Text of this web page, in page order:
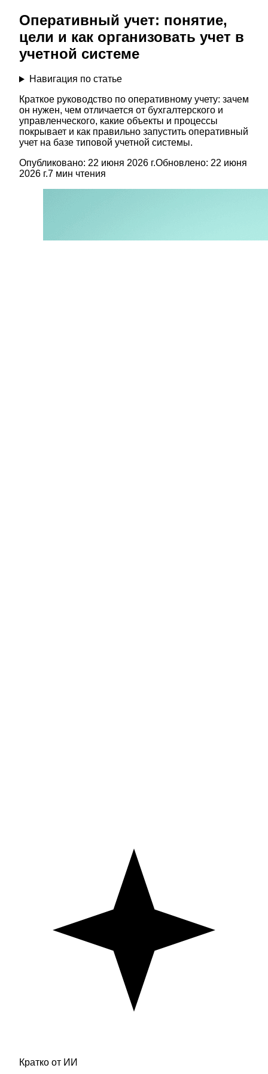
Оперативный учет: понятие,
цели и как организовать учет в
учетной системе
Навигация по статье
Краткое руководство по оперативному учету: зачем
он нужен, чем отличается от бухгалтерского и
управленческого, какие объекты и процессы
покрывает и как правильно запустить оперативный
учет на базе типовой учетной системы.
Опубликовано: 22 июня 2026 г.Обновлено: 22 июня
2026 г.7 мин чтения
Кратко от ИИ